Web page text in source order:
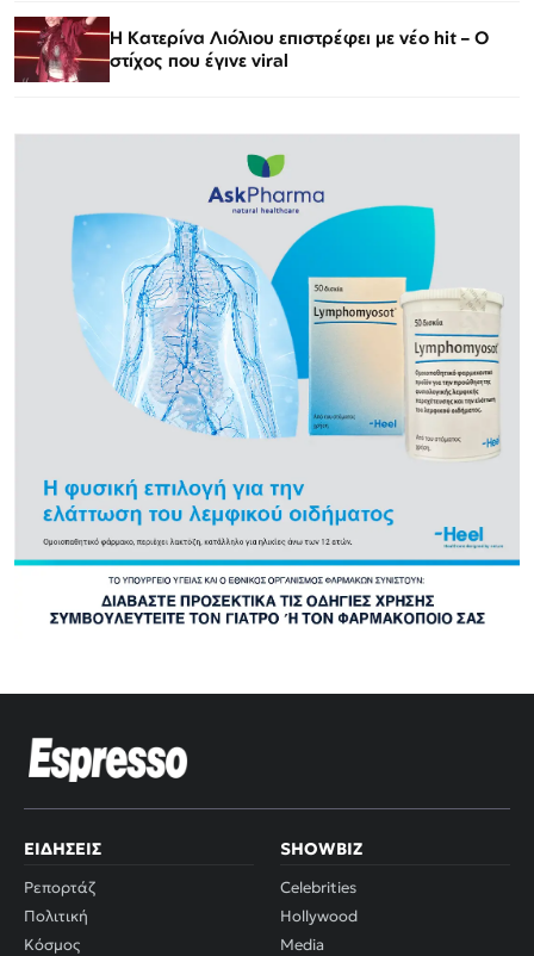
Η Κατερίνα Λιόλιου επιστρέφει με νέο hit – Ο
στίχος που έγινε viral
ΕΙΔΉΣΕΙΣ
Ρεπορτάζ
Πολιτική
Κόσμος
SHOWBIZ
Celebrities
Hollywood
Media